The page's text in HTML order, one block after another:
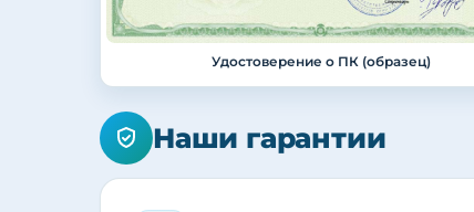
Удостоверение о ПК (образец)
Наши гарантии